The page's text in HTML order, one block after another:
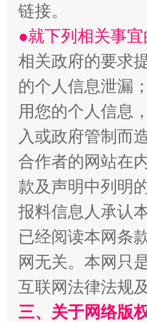
漫山遍野的桃花与雪山、麦地
链接。
●就下列相关事
相关政府的要求
的个人信息泄漏；
用您的个人信息
入或政府管制而
合作者的网站在
款及声明中列明
报料信息人承认
已经阅读本网条
网无关。本网只
互联网法律法规
三、关于网络版